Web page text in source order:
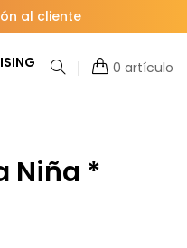
al cliente
0 artículo
Niña *